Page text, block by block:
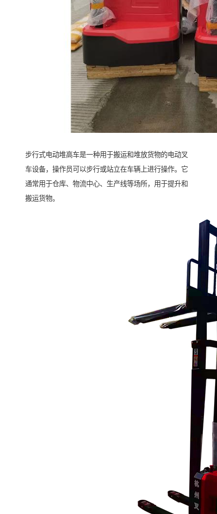
步行式电动堆高车是一种用于搬运和堆放货物的电动叉
车设备，操作员可以步行或站立在车辆上进行操作。它
通常用于仓库、物流中心、生产线等场所，用于提升和
搬运货物。